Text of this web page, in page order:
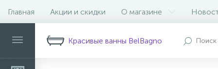
Главная Акции и скидки О магазине
Красивые ванны BelBagno
Описание Характеристики